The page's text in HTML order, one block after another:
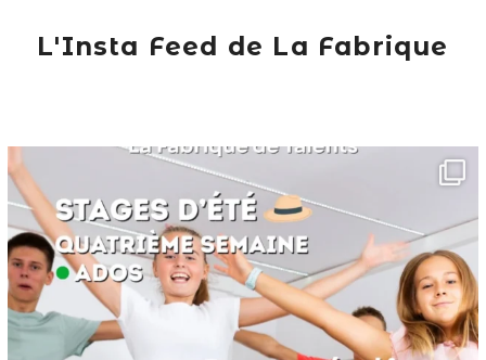
L'Insta Feed de La Fabrique
lafabriquedetalents
Juin 16